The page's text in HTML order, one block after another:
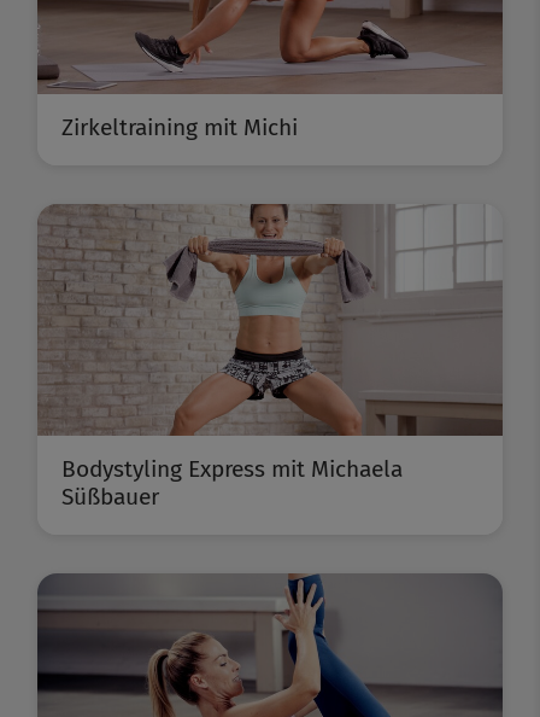
Zirkeltraining mit Michi
Bodystyling Express mit Michaela
Süßbauer